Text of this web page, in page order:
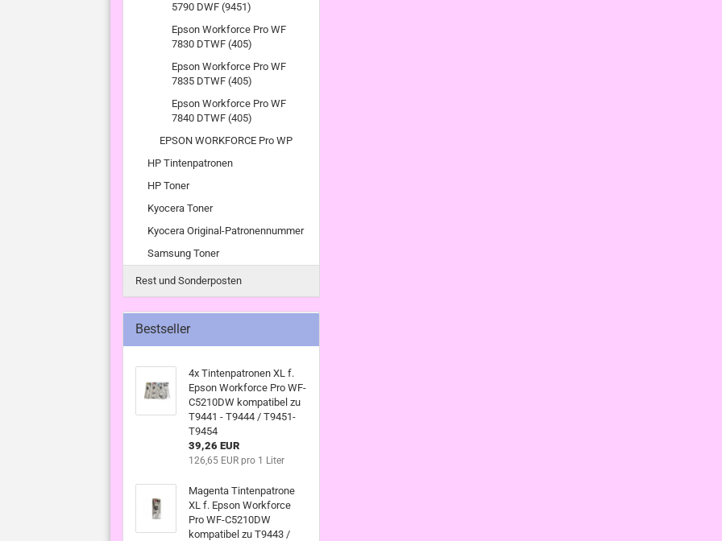
5790 DWF (9451)
Epson Workforce Pro WF
7830 DTWF (405)
Epson Workforce Pro WF
7835 DTWF (405)
Epson Workforce Pro WF
7840 DTWF (405)
EPSON WORKFORCE Pro WP
HP Tintenpatronen
HP Toner
Kyocera Toner
Kyocera Original-Patronennummer
Samsung Toner
Rest und Sonderposten
Bestseller
4x Tintenpatronen XL f.
Epson Workforce Pro WF-
C5210DW kompatibel zu
T9441 - T9444 / T9451-
T9454
39,26 EUR
126,65 EUR pro 1 Liter
Magenta Tintenpatrone
XL f. Epson Workforce
Pro WF-C5210DW
kompatibel zu T9443 /